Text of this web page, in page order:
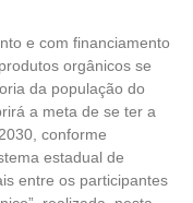
e com financiamento
orgânicos se
da população do
a meta de se ter a
conforme
estadual de
entre os participantes